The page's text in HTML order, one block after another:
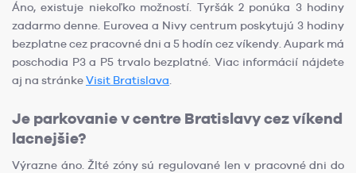
Áno, existuje niekoľko možností. Tyršák 2 ponúka 3 hodiny
zadarmo denne. Eurovea a Nivy centrum poskytujú 3 hodiny
bezplatne cez pracovné dni a 5 hodín cez víkendy. Aupark má
poschodia P3 a P5 trvalo bezplatné. Viac informácií nájdete
aj na stránkeVisit Bratislava
Je parkovanie v centre Bratislavy cez víkend
lacnejšie?
Výrazne áno. Žlté zóny sú regulované len v pracovné dni do